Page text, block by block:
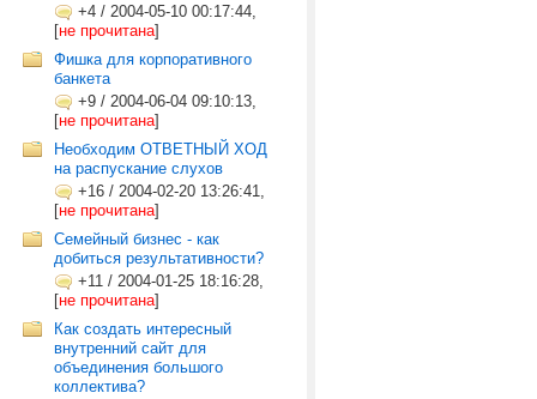
+4 / 2004-05-10 00:17:44,
[не прочитана]
Фишка для корпоративного
банкета
+9 / 2004-06-04 09:10:13,
[не прочитана]
Необходим ОТВЕТНЫЙ ХОД
на распускание слухов
+16 / 2004-02-20 13:26:41,
[не прочитана]
Семейный бизнес - как
добиться результативности?
+11 / 2004-01-25 18:16:28,
[не прочитана]
Как создать интересный
внутренний сайт для
объединения большого
коллектива?